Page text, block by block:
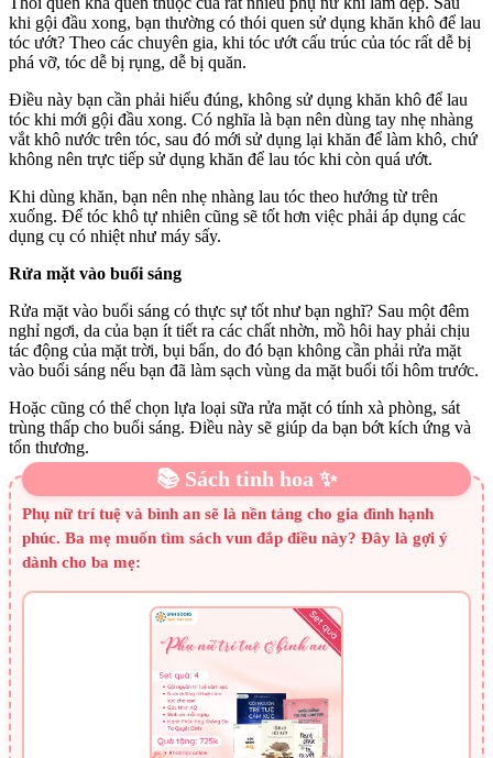
khi gội đầu xong, bạn thường có thói quen sử dụng khăn khô để lau
tóc ướt? Theo các chuyên gia, khi tóc ướt cấu trúc của tóc rất dễ bị
phá vỡ, tóc dễ bị rụng, dễ bị quăn.
Điều này bạn cần phải hiểu đúng, không sử dụng khăn khô để lau
tóc khi mới gội đầu xong. Có nghĩa là bạn nên dùng tay nhẹ nhàng
vắt khô nước trên tóc, sau đó mới sử dụng lại khăn để làm khô, chứ
không nên trực tiếp sử dụng khăn để lau tóc khi còn quá ướt.
Khi dùng khăn, bạn nên nhẹ nhàng lau tóc theo hướng từ trên
xuống. Để tóc khô tự nhiên cũng sẽ tốt hơn việc phải áp dụng các
dụng cụ có nhiệt như máy sấy.
Rửa mặt vào buổi sáng
Rửa mặt vào buổi sáng có thực sự tốt như bạn nghĩ? Sau một đêm
nghỉ ngơi, da của bạn ít tiết ra các chất nhờn, mồ hôi hay phải chịu
tác động của mặt trời, bụi bẩn, do đó bạn không cần phải rửa mặt
vào buổi sáng nếu bạn đã làm sạch vùng da mặt buổi tối hôm trước.
Hoặc cũng có thể chọn lựa loại sữa rửa mặt có tính xà phòng, sát
trùng thấp cho buổi sáng. Điều này sẽ giúp da bạn bớt kích ứng và
tổn thương.
📚 Sách tinh hoa ✨
Phụ nữ trí tuệ và bình an sẽ là nền tảng cho gia đình hạnh
phúc. Ba mẹ muốn tìm sách vun đắp điều này? Đây là gợi ý
dành cho ba mẹ: